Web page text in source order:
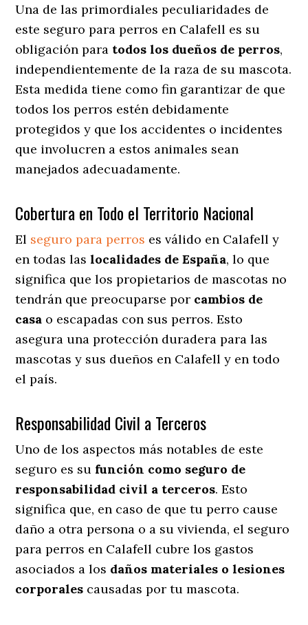
Una de las primordiales peculiaridades de
este seguro para perros en Calafell es su
obligación para todos los dueños de perros,
independientemente de la raza de su mascota.
Esta medida tiene como fin garantizar de que
todos los perros estén debidamente
protegidos y que los accidentes o incidentes
que involucren a estos animales sean
manejados adecuadamente.
Cobertura en Todo el Territorio Nacional
El seguro para perros es válido en Calafell y
en todas laslocalidades de España, lo que
significa que los propietarios de mascotas no
tendrán que preocuparse por cambios de
casa o escapadas con sus perros. Esto
asegura una protección duradera para las
mascotas y sus dueños en Calafell y en todo
el país.
Responsabilidad Civil a Terceros
Uno de los aspectos más notables de este
seguro es su función como seguro de
responsabilidad civil a terceros. Esto
significa que, en caso de que tu perro cause
daño a otra persona o a su vivienda, el seguro
para perros en Calafell cubre los gastos
asociados a los daños materiales o lesiones
corporales causadas por tu mascota.